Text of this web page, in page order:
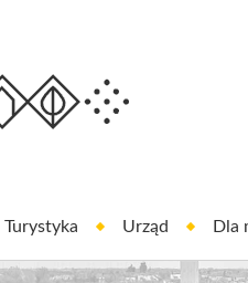
Oleśnica
Turystyka Urząd Dla